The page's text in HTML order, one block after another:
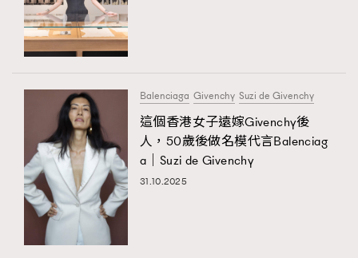
Balenciaga Givenchy Suzi de Givenchy
這個香港女子遠嫁Givenchy後
人，50歲後做名模代言Balenciag
a｜Suzi de Givenchy
31.10.2025